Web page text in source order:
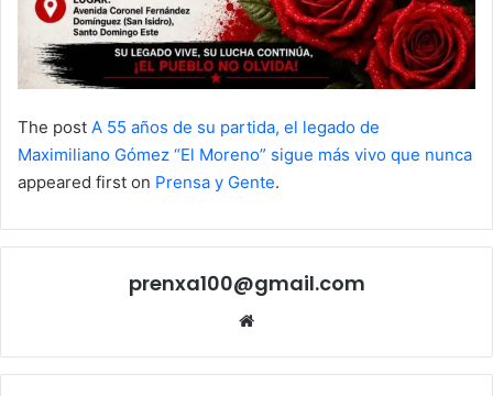
The post A 55 años de su partida, el legado de
Maximiliano Gómez “El Moreno” sigue más vivo que nunca
appeared first on Prensa y Gente.
prenxa100@gmail.com